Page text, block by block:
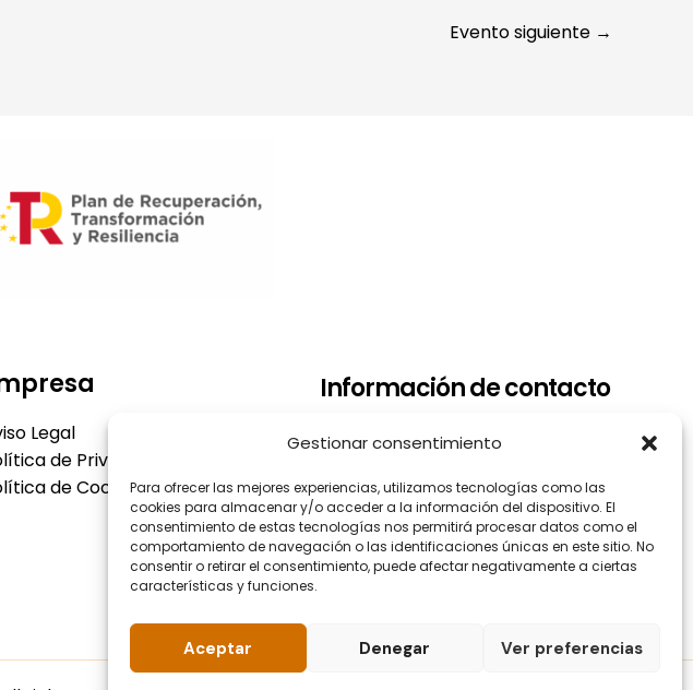
Gestionar consentimiento
Para ofrecer las mejores experiencias, utilizamos tecnologías como las
cookies para almacenar y/o acceder a la información del dispositivo. El
consentimiento de estas tecnologías nos permitirá procesar datos como el
comportamiento de navegación o las identificaciones únicas en este sitio. No
consentir o retirar el consentimiento, puede afectar negativamente a ciertas
características y funciones.
Aceptar Denegar Ver preferencias
Evento siguiente →
Legal
de Privacidad
de Cookies
Información de contacto
Dirección: Arrupe Etxea C/ Padre
BILBAO
Teléfono: 944.465.992
Correo electrónico:
info@fundacionellacuria.org